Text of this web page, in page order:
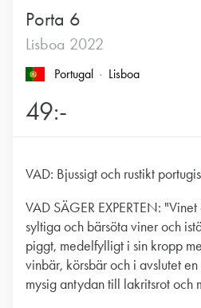
Porta 6
Lisboa 2022
Portugal Lisboa
49:-
VAD: Bjussigt och rustikt
VAD SÄGER EXPERTEN:
syltiga och bärsöta viner och
piggt, medelfylligt i sin kropp
vinbär, körsbär och i avslutet
mysig antydan till lakritsrot och